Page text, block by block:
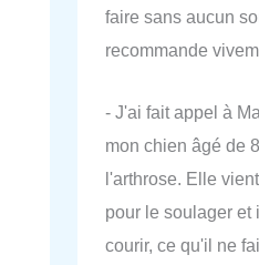
faire sans aucun
recommande
- J'ai fait appel à
mon chien âgé de
l'arthrose. Elle
pour le soulager et
courir, ce qu'il ne